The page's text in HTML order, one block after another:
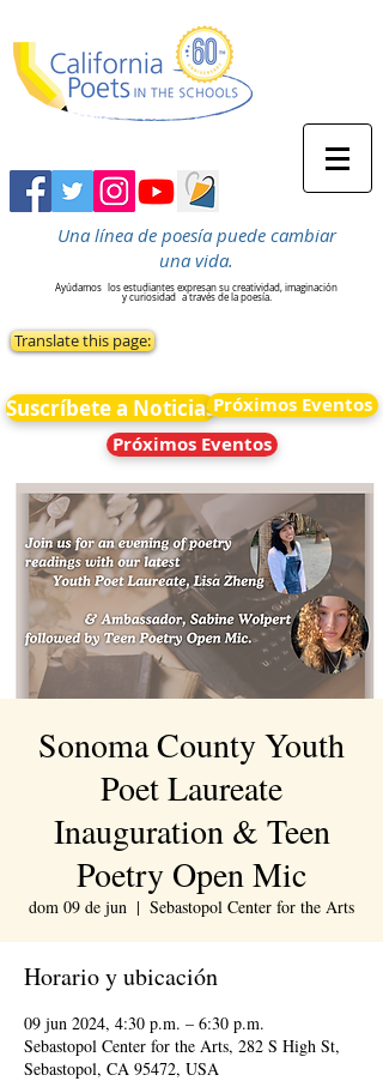
Una línea de poesía puede cambiar
una vida.
Ayúdamos
los estudiantes expresan su creatividad, imaginación
y curiosidad a través de la poesía.
Translate this page:
Suscríbete a NoticiasPróximos Eventos
Próximos Eventos
Sonoma County Youth
Poet Laureate
Inauguration & Teen
Poetry Open Mic
dom 09 de jun
  |
Sebastopol Center for the Arts
Horario y ubicación
09 jun 2024, 4:30 p.m. – 6:30 p.m.
Sebastopol Center for the Arts, 282 S High St,
Sebastopol, CA 95472, USA